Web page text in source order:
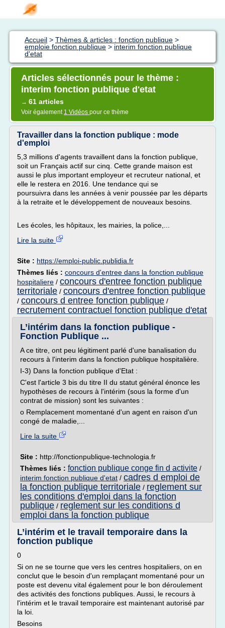
Accueil > Thèmes & articles : fonction publique >
emploie fonction publique > interim fonction publique
d'etat
Articles sélectionnés pour le thème :
interim fonction publique d'etat
→ 61 articles
Voir également 1 Vidéos pour ce thème
Travailler dans la fonction publique : mode
d'emploi
5,3 millions d'agents travaillent dans la fonction publique,
soit un Français actif sur cinq. Cette grande maison est
aussi le plus important employeur et recruteur national, et
elle le restera en 2016. Une tendance qui se
poursuivra dans les années à venir poussée par les départs
à la retraite et le développement de nouveaux besoins.
Les écoles, les hôpitaux, les mairies, la police,...
Lire la suite
Site : https://emploi-public.publidia.fr
Thèmes liés : concours d'entree dans la fonction publique
hospitaliere / concours d'entree fonction publique
territoriale / concours d'entree fonction publique
/ concours d entree fonction publique /
recrutement contractuel fonction publique d'etat
L’intérim dans la fonction publique -
Fonction Publique ...
A ce titre, ont peu légitiment parlé d'une banalisation du
recours à l'interim dans la fonction publique hospitalière.
I-3) Dans la fonction publique d'Etat :
C'est l'article 3 bis du titre II du statut général énonce les
hypothèses de recours à l'intérim (sous la forme d'un
contrat de mission) sont les suivantes :
o Remplacement momentané d'un agent en raison d'un
congé de maladie,...
Lire la suite
Site : http://fonctionpublique-technologia.fr
Thèmes liés : fonction publique conge fin d activite /
interim fonction publique d'etat / cadres d emploi de
la fonction publique territoriale / reglement sur
les conditions d'emploi dans la fonction
publique / reglement sur les conditions d
emploi dans la fonction publique
L’intérim et le travail temporaire dans la
fonction publique
0
Si on ne se tourne que vers les centres hospitaliers, on en
conclut que le besoin d'un remplaçant momentané pour un
poste est devenu vital également pour le bon déroulement
des activités des fonctions publiques. Aussi, le recours à
l'intérim et le travail temporaire est maintenant autorisé par
la loi.
Besoins